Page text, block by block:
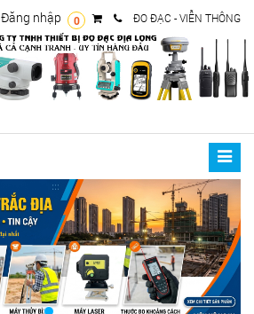
0 ĐO ĐẠC - VIỄN THÔNG
Đăng nhập
Toggle